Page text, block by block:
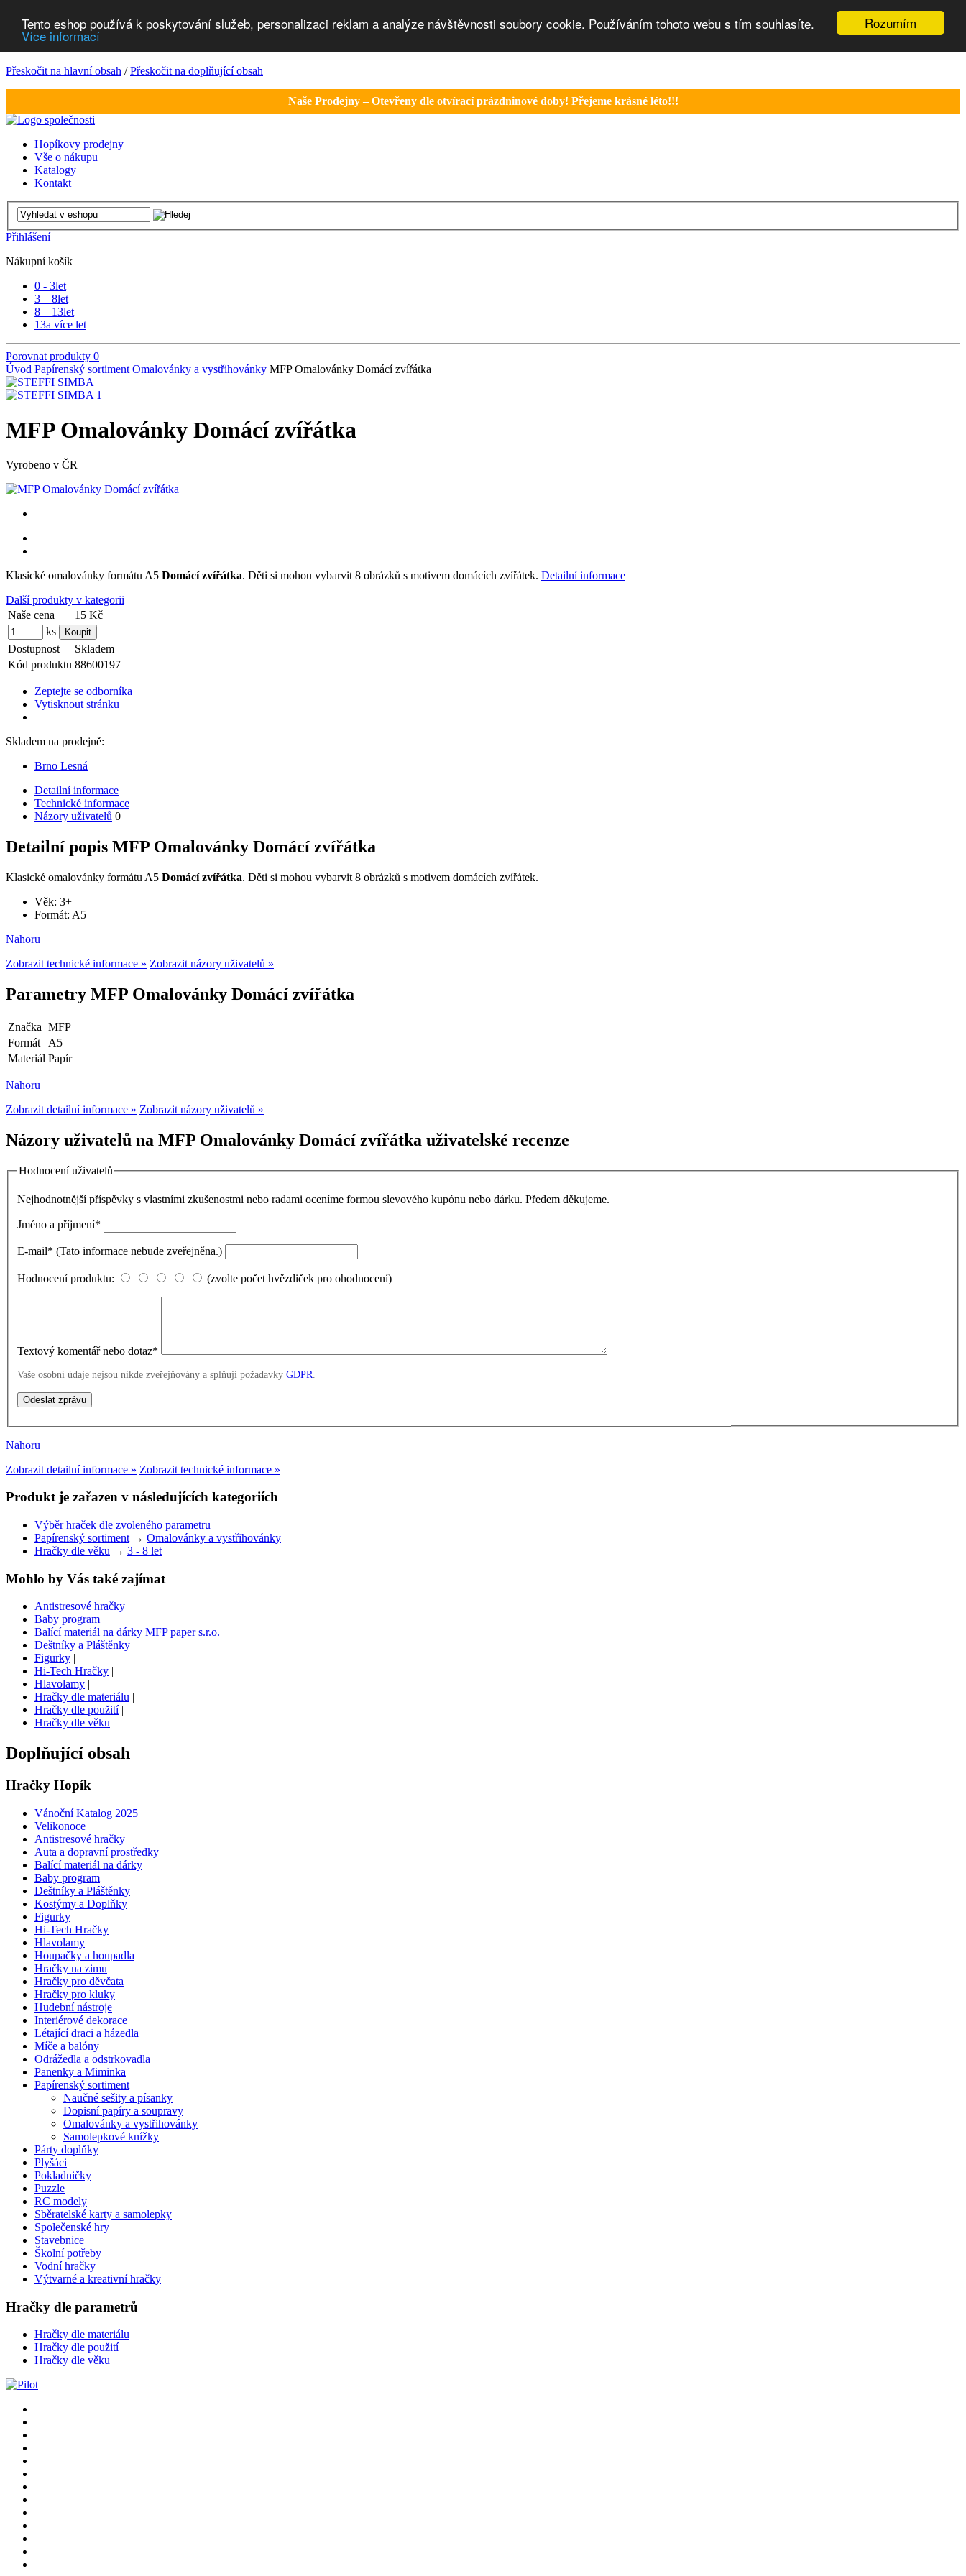
Rozumím
Tento eshop používá k poskytování služeb, personalizaci reklam a analýze návštěvnosti soubory cookie. Používáním tohoto webu s tím souhlasíte.
Více informací
Přeskočit na hlavní obsah /Přeskočit na doplňující obsah
Naše Prodejny – Otevřeny dle otvírací prázdninové doby! Přejeme krásné léto!!!
Hopíkovy prodejny
Vše o nákupu
Katalogy
Kontakt
Přihlášení
Nákupní košík
0 - 3let
3 – 8let
8 – 13let
13a více let
Porovnat produkty 0
Úvod Papírenský sortiment Omalovánky a vystřihovánky MFP Omalovánky Domácí zvířátka
MFP Omalovánky Domácí zvířátka
Vyrobeno v ČR
Klasické omalovánky formátu A5 Domácí zvířátka. Děti si mohou vybarvit 8 obrázků s motivem domácích zvířátek. Detailní informace
Další produkty v kategorii
Naše cena
15 Kč
ks
Dostupnost
Skladem
Kód produktu 88600197
Zeptejte se odborníka
Vytisknout stránku
Skladem na prodejně:
Brno Lesná
Detailní informace
Technické informace
Názory uživatelů 0
Detailní popis MFP Omalovánky Domácí zvířátka
Klasické omalovánky formátu A5 Domácí zvířátka. Děti si mohou vybarvit 8 obrázků s motivem domácích zvířátek.
Věk: 3+
Formát: A5
Nahoru
Zobrazit technické informace » Zobrazit názory uživatelů »
Parametry MFP Omalovánky Domácí zvířátka
Značka MFP
Formát
A5
Materiál Papír
Nahoru
Zobrazit detailní informace » Zobrazit názory uživatelů »
Názory uživatelů na MFP Omalovánky Domácí zvířátka uživatelské recenze
Hodnocení uživatelů
Nejhodnotnější příspěvky s vlastními zkušenostmi nebo radami oceníme formou slevového kupónu nebo dárku. Předem děkujeme.
Jméno a příjmení*
E-mail* (Tato informace nebude zveřejněna.)
Hodnocení produktu: (zvolte počet hvězdiček pro ohodnocení)
Textový komentář nebo dotaz*
Vaše osobní údaje nejsou nikde zveřejňovány a splňují požadavky GDPR
Nahoru
Zobrazit detailní informace » Zobrazit technické informace »
Produkt je zařazen v následujících kategoriích
Výběr hraček dle zvoleného parametru
Papírenský sortiment → Omalovánky a vystřihovánky
Hračky dle věku → 3 - 8 let
Mohlo by Vás také zajímat
Antistresové hračky |
Baby program |
Balící materiál na dárky MFP paper s.r.o. |
Deštníky a Pláštěnky |
Figurky |
Hi-Tech Hračky |
Hlavolamy |
Hračky dle materiálu |
Hračky dle použití|
Hračky dle věku
Doplňující obsah
Hračky Hopík
Vánoční Katalog 2025
Velikonoce
Antistresové hračky
Auta a dopravní prostředky
Balící materiál na dárky
Baby program
Deštníky a Pláštěnky
Kostýmy a Doplňky
Figurky
Hi-Tech Hračky
Hlavolamy
Houpačky a houpadla
Hračky na zimu
Hračky pro děvčata
Hračky pro kluky
Hudební nástroje
Interiérové dekorace
Létající draci a házedla
Míče a balóny
Odrážedla a odstrkovadla
Panenky a Miminka
Papírenský sortiment
Naučné sešity a písanky
Dopisní papíry a soupravy
Omalovánky a vystřihovánky
Samolepkové knížky
Párty doplňky
Plyšáci
Pokladničky
Puzzle
RC modely
Sběratelské karty a samolepky
Společenské hry
Stavebnice
Školní potřeby
Vodní hračky
Výtvarné a kreativní hračky
Hračky dle parametrů
Hračky dle materiálu
Hračky dle použití
Hračky dle věku